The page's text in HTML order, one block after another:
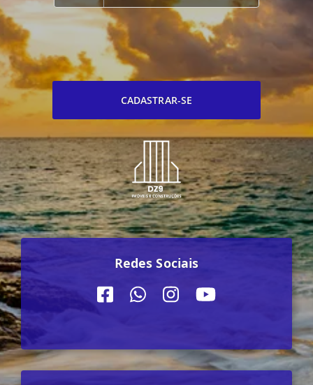
CADASTRAR-SE
Redes Sociais